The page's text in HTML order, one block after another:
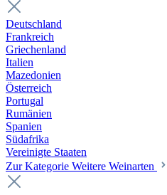
Deutschland
Frankreich
Griechenland
Italien
Mazedonien
Österreich
Portugal
Rumänien
Spanien
Südafrika
Vereinigte Staaten
Zur Kategorie Weitere Weinarten